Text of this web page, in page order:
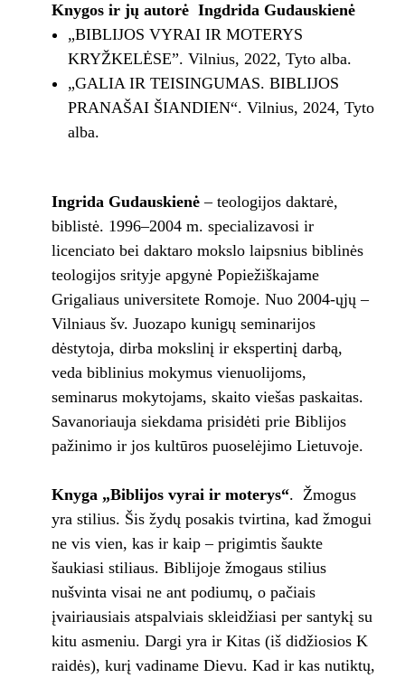
Knygos ir jų autorė Ingdrida Gudauskienė
„BIBLIJOS VYRAI IR MOTERYS
KRYŽKELĖSE”. Vilnius, 2022, Tyto alba.
„GALIA IR TEISINGUMAS. BIBLIJOS
PRANAŠAI ŠIANDIEN“. Vilnius, 2024, Tyto
alba.
Ingrida Gudauskienė– teologijos daktarė,
biblistė. 1996–2004 m. specializavosi ir
licenciato bei daktaro mokslo laipsnius biblinės
teologijos srityje apgynė Popiežiškajame
Grigaliaus universitete Romoje. Nuo 2004-ųjų –
Vilniaus šv. Juozapo kunigų seminarijos
dėstytoja, dirba mokslinį ir ekspertinį darbą,
veda biblinius mokymus vienuolijoms,
seminarus mokytojams, skaito viešas paskaitas.
Savanoriauja siekdama prisidėti prie Biblijos
pažinimo ir jos kultūros puoselėjimo Lietuvoje.
Knyga „Biblijos vyrai ir moterys“. Žmogus
yra stilius. Šis žydų posakis tvirtina, kad žmogui
ne vis vien, kas ir kaip – prigimtis šaukte
šaukiasi stiliaus. Biblijoje žmogaus stilius
nušvinta visai ne ant podiumų, o pačiais
įvairiausiais atspalviais skleidžiasi per santykį su
kitu asmeniu. Dargi yra ir Kitas (iš didžiosios K
raidės), kurį vadiname Dievu. Kad ir kas nutiktų,